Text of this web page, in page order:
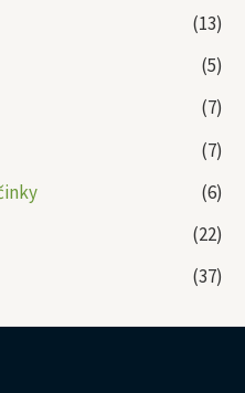
(13)
(5)
(7)
(7)
(6)
(22)
(37)